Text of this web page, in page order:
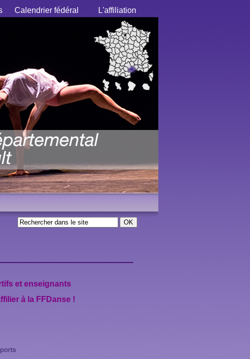
Calendrier fédéral L'affiliation
et enseignants
à la FFDanse !